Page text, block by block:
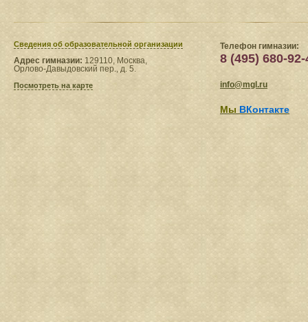
Сведения​ об образовательной организации
Адрес гимназии: 129110, Москва,
Орлово-Давыдовский пер., д. 5.
Посмотреть на карте
Телефон гимназии:
8 (495) 680-92-
info@mgl.ru
Мы ВКонтакте